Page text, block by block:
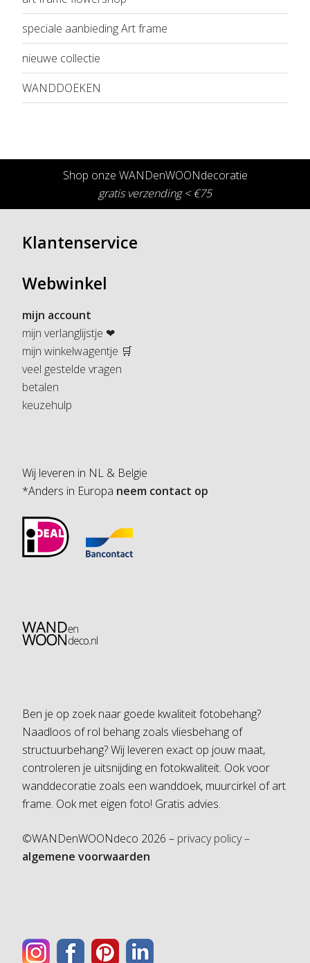
speciale aanbieding Art frame
nieuwe collectie
WANDDOEKEN
Shop onze WANDenWOONdecoratie
gratis verzending < €75
Klantenservice
Webwinkel
mijn account
mijn verlanglijstje ❤
mijn winkelwagentje 🛒
veel gestelde vragen
betalen
keuzehulp
Wij leveren in NL & Belgie
*Anders in Europa neem contact op
Ben je op zoek naar goede kwaliteit fotobehang?
Naadloos of rol behang zoals vliesbehang of
structuurbehang? Wij leveren exact op jouw maat,
controleren je uitsnijding en fotokwaliteit. Ook voor
wanddecoratie zoals een wanddoek, muurcirkel of art
frame. Ook met eigen foto! Gratis advies.
©WANDenWOONdeco 2026 – privacy policy –
algemene voorwaarden